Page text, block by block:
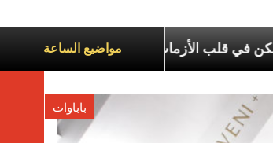
مواضيع الساعة
قدّيس الممكن في قلب الأزمات
باباوات